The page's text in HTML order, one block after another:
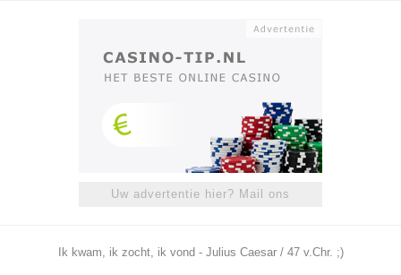
Uw advertentie hier? Mail ons
Ik kwam, ik zocht, ik vond - Julius Caesar / 47 v.Chr. ;)